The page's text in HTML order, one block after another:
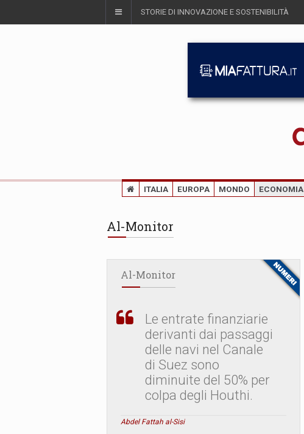
STORIE DI INNOVAZIONE E SOSTENIBILITÀ
ITALIA EUROPA MONDO ECONOMIA
Al-Monitor
Al-Monitor
Le entrate finanziarie
derivanti dai passaggi
delle navi nel Canale
di Suez sono
diminuite del 50% per
colpa degli Houthi.
Abdel Fattah al-Sisi